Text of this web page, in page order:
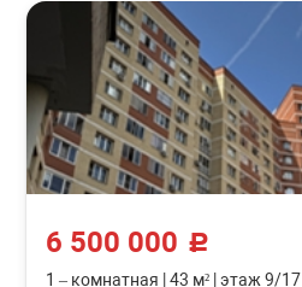
6 500 000 c
1 – комнатная 43 м² этаж 9/17